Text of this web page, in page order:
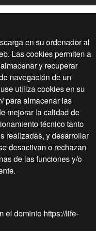
en su ordenador al
Las cookies permiten a
y recuperar
navegación de un
utiliza cookies en su
para almacenar las
mejorar la calidad de
técnico tanto
realizadas, y desarrollar
desactivan o rechazan
de las funciones y/o
el dominio https://life-